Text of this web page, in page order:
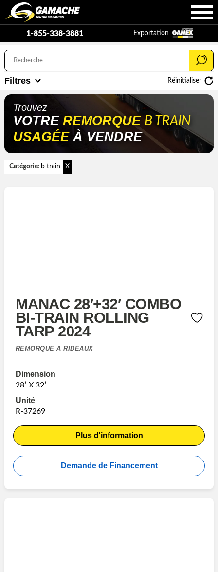
1-855-338-3881 Exportation
Filtres Réinitialiser
Trouvez
VOTRE REMORQUE B TRAIN
USAGÉEÀ VENDRE
Catégorie: b train X
MANAC 28′+32′ COMBO
BI-TRAIN ROLLING
TARP 2024
REMORQUE A RIDEAUX
Dimension
28′ X 32′
Unité
R-37269
Plus d'information
Demande de Financement